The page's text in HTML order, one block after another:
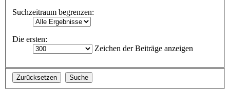
Suchzeitraum begrenzen:
Die ersten:
Zeichen der Beiträge anzeigen